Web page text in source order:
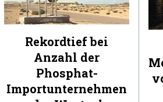
Rekordtief bei
Anzahl der
Phosphat-
Importunternehmen